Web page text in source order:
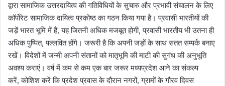
द्वारा सामाजिक उत्तरदायित्व की गतिविधियों के सुचारु और प्रभावी संचालन के लिए
कॉर्पोरेट सामाजिक दायित्व प्रकोष्ठ का गठन किया गया है। प्रवासी भारतीयों की
जड़ें भारत भूमि में हैं, यह जितनी अधिक मजबूत होगी, प्रवासी भारतीय भी उतना ही
अधिक पुष्पित, पल्लवित होंगे। जरूरी है कि अपनी जड़ों के साथ सतत सम्पर्क बनाए
रखें। विदेशों में जन्मी अपनी संतानों को मातृभूमि की माटी की सुगंध की अनुभूति
अवश्य कराएं। वर्ष में कम से कम एक बार जरूर मध्यप्रदेश आने का संकल्प
करें, कोशिश करें कि प्रदेश प्रवास के दौरान नगरों, ग्रामों के गौरव दिवस